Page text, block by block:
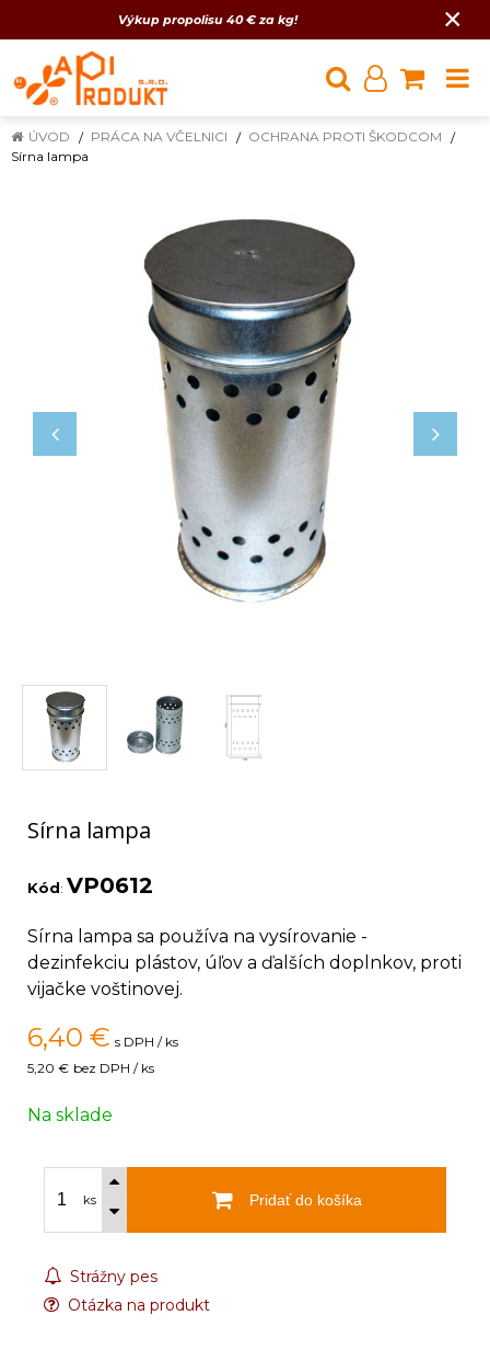
Výkup propolisu 40 € za kg! ×
ÚVOD PRÁCA NA VČELNICI
OCHRANA PROTI ŠKODCOM
Sírna lampa
Sírna lampa
Kód: VP0612
Sírna lampa sa používa na vysírovanie -
dezinfekciu plástov, úľov a ďalších doplnkov, proti
vijačke voštinovej.
6,40 € s DPH / ks
5,20 € bez DPH / ks
Na sklade
ks Pridať do košíka
Strážny pes
Otázka na produkt